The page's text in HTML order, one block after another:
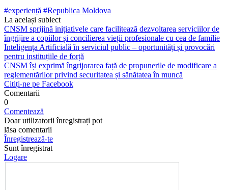
#experiență #Republica Moldova
La același subiect
CNSM sprijină inițiativele care facilitează dezvoltarea serviciilor de
îngrijire a copiilor și concilierea vieții profesionale cu cea de familie
Inteligența Artificială în serviciul public – oportunități și provocări
pentru instituțiile de forță
CNSM își exprimă îngrijorarea față de propunerile de modificare a
reglementărilor privind securitatea și sănătatea în muncă
Citiți-ne pe Facebook
Comentarii
0
Comentează
Doar utilizatorii înregistrați pot
lăsa comentarii
Înregistrează-te
Sunt înregistrat
Logare